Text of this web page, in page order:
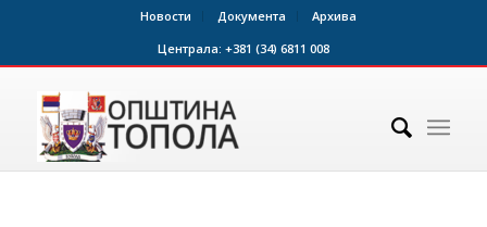
Новости Документа
Архива
Централа: +381 (34) 6811 008